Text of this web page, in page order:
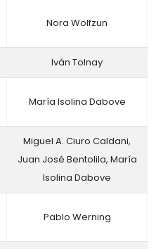
Nora Wolfzun
Iván Tolnay
María Isolina Dabove
Miguel A. Ciuro Caldani,
Juan José Bentolila, María
Isolina Dabove
Pablo Werning